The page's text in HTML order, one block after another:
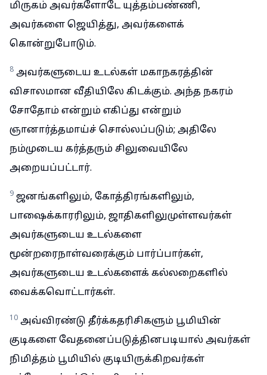
மிருகம் அவர்களோடே யுத்தம்பண்ணி,
அவர்களை ஜெயித்து, அவர்களைக்
கொன்றுபோடும்.
8 அவர்களுடைய உடல்கள் மகாநகரத்தின்
விசாலமான வீதியிலே கிடக்கும். அந்த நகரம்
சோதோம் என்றும் எகிப்து என்றும்
ஞானார்த்தமாய்ச் சொல்லப்படும்; அதிலே
நம்முடைய கர்த்தரும் சிலுவையிலே
அறையப்பட்டார்.
9 ஜனங்களிலும், கோத்திரங்களிலும்,
பாஷைக்காரரிலும், ஜாதிகளிலுமுள்ளவர்கள்
அவர்களுடைய உடல்களை
மூன்றரைநாள்வரைக்கும் பார்ப்பார்கள்,
அவர்களுடைய உடல்களைக் கல்லறைகளில்
வைக்கவொட்டார்கள்.
10 அவ்விரண்டு தீர்க்கதரிசிகளும் பூமியின்
குடிகளை வேதனைப்படுத்தினபடியால் அவர்கள்
நிமித்தம் பூமியில் குடியிருக்கிறவர்கள்